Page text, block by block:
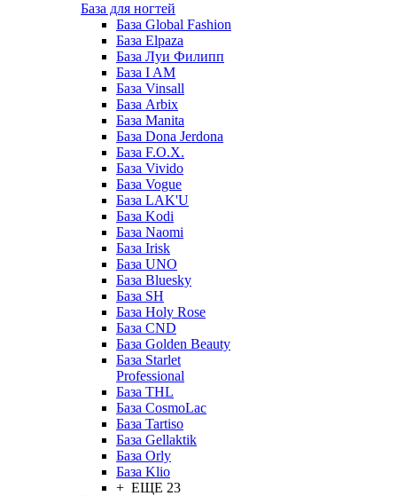
База для ногтей
База Global Fashion
База Elpaza
База Луи Филипп
База I AM
База Vinsall
База Arbix
База Manita
База Dona Jerdona
База F.O.X.
База Vivido
База Vogue
База LAK'U
База Kodi
База Naomi
База Irisk
База UNO
База Bluesky
База SH
База Holy Rose
База CND
База Golden Beauty
База Starlet
Professional
База THL
База CosmoLac
База Tartiso
База Gellaktik
База Orly
База Klio
+ ЕЩЕ 23